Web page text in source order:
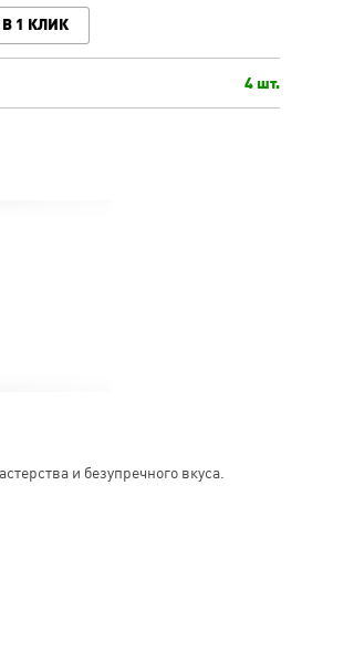
1 КЛИК
4 шт.
и безупречного вкуса.